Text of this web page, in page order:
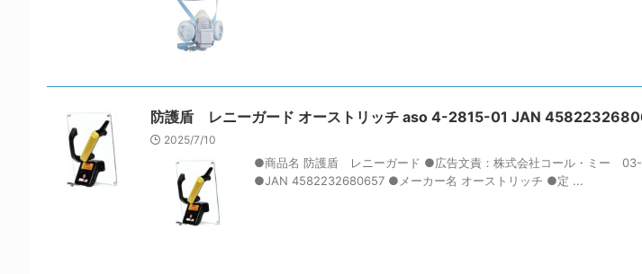
防護盾 レニーガード オーストリッチ aso 4-2815-01 JAN
2025/7/10
●商品名 防護盾 レニーガード ●広告文責：株式会社コール・ミー
●JAN 4582232680657 ●メーカー名 オーストリッチ ●定 ...